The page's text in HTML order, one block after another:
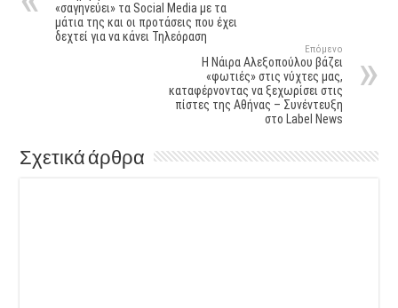
«σαγηνεύει» τα Social Media με τα
μάτια της και οι προτάσεις που έχει
δεχτεί για να κάνει Τηλεόραση
Επόμενο
Η Νάιρα Αλεξοπούλου βάζει
«φωτιές» στις νύχτες μας,
καταφέρνοντας να ξεχωρίσει στις
πίστες της Αθήνας – Συνέντευξη
στο Label News
Σχετικά άρθρα